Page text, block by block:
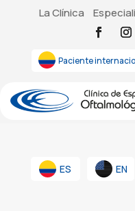
La Clínica
Paciente
ES EN